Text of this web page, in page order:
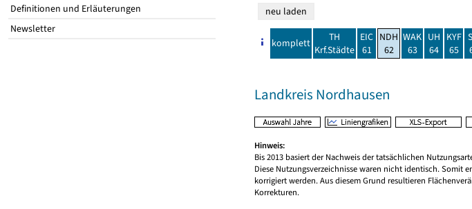
Definitionen und Erläuterungen
Newsletter
komplett
TH
Krf.Städte
EIC
61
NDH
62
WAK
63
UH
64
KYF
65
Landkreis Nordhausen
Hinweis:
Bis 2013 basiert der Nachweis der tatsächlichen
Diese Nutzungsverzeichnisse waren nicht identisch.
korrigiert werden. Aus diesem Grund resultieren
Korrekturen.